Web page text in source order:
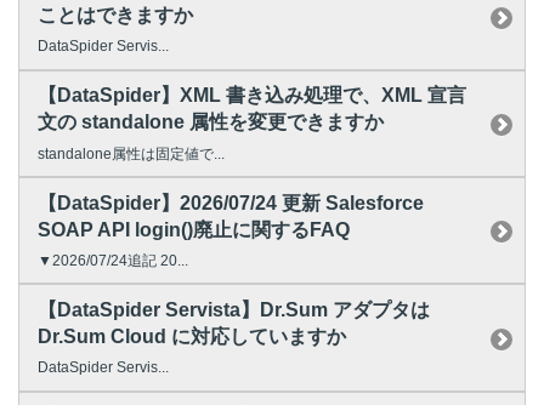
ことはできますか
DataSpider Servis...
【DataSpider】XML 書き込み処理で、XML 宣言
文の standalone 属性を変更できますか
standalone属性は固定値で...
【DataSpider】2026/07/24 更新 Salesforce
SOAP API login()廃止に関するFAQ
▼2026/07/24追記 20...
【DataSpider Servista】Dr.Sum アダプタは
Dr.Sum Cloud に対応していますか
DataSpider Servis...